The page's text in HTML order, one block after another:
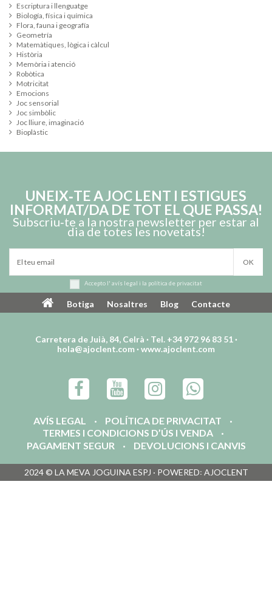
Escriptura i llenguatge
Biología, física i química
Flora, fauna i geografía
Geometría
Matemàtiques, lògica i càlcul
Història
Memòria i atenció
Robòtica
Motricitat
Emocions
Joc sensorial
Joc simbòlic
Joc lliure, imaginació
Bioplàstic
UNEIX‑TE A JOC LENT I ESTIGUES
INFORMAT/DA DE TOT EL QUE PASSA!
Subscriu‑te a la nostra newsletter per estar al
dia de totes les novetats!
Accepto l' avís legal i la política de privacitat
Botiga Nosaltres Blog Contacte
Carretera de Juià, 84, Celrà · Tel. +34 972 96 83 51 ·
hola@ajoclent.com ·www.ajoclent.com
AVÍS LEGAL
POLÍTICA DE PRIVACITAT
TERMES I CONDICIONS D’ÚS I VENDA
PAGAMENT SEGUR
DEVOLUCIONS I CANVIS
2024 © LA MEVA JOGUINA ESPJ · POWERED꞉ AJOCLENT